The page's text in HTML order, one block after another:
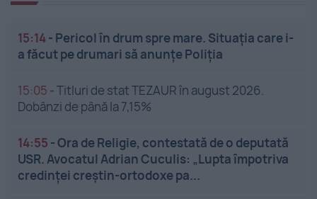
15:14- Pericol în drum spre mare. Situația care i-
a făcut pe drumari să anunțe Poliția
15:05 -Titluri de stat TEZAUR în august 2026.
Dobânzi de până la 7,15%
14:55 -Ora de Religie, contestată de o deputată
USR. Avocatul Adrian Cuculis: „Lupta împotriva
credinței creștin-ortodoxe pa...